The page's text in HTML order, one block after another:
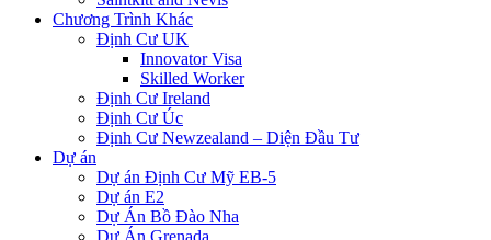
Chương Trình Khác
Định Cư UK
Innovator Visa
Skilled Worker
Định Cư Ireland
Định Cư Úc
Định Cư Newzealand – Diện Đầu Tư
Dự án
Dự án Định Cư Mỹ EB-5
Dự án E2
Dự Án Bồ Đào Nha
Dự Án Grenada